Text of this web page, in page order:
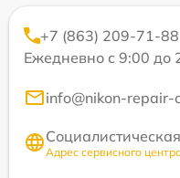
+7 (863) 209-71-88
Ежедневно с 9:00 до
info@nikon-repair-
Адрес сервисного